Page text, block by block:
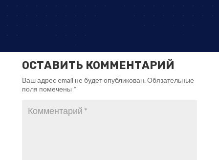
ОСТАВИТЬ КОММЕНТАРИЙ
Ваш адрес email не будет опубликован. Обязательные
поля помечены *